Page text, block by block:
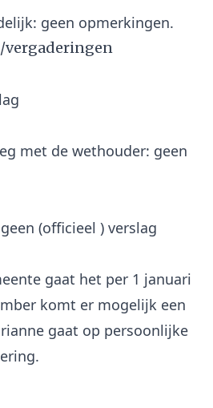
vergaderingen
met de wethouder: geen
(officieel ) verslag
gaat het per 1 januari
komt er mogelijk een
gaat op persoonlijke